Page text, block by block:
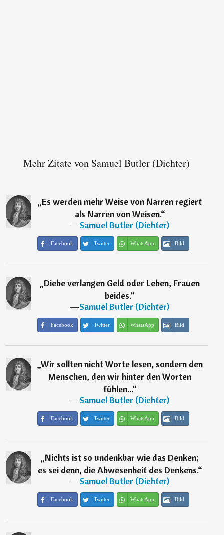
Mehr Zitate von Samuel Butler (Dichter)
„Es werden mehr Weise von Narren regiert
als Narren von Weisen.“
―Samuel Butler (Dichter)
Facebook Twitter WhatsApp Bild
„Diebe verlangen Geld oder Leben, Frauen
beides.“
―Samuel Butler (Dichter)
Facebook Twitter WhatsApp Bild
„Wir sollten nicht Worte lesen, sondern den
Menschen, den wir hinter den Worten
fühlen...“
―Samuel Butler (Dichter)
Facebook Twitter WhatsApp Bild
„Nichts ist so undenkbar wie das Denken;
es sei denn, die Abwesenheit des Denkens.“
―Samuel Butler (Dichter)
Facebook Twitter WhatsApp Bild